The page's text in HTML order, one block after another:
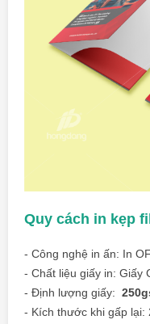
Quy cách in kẹp
- Công nghệ in ấn: In
- Chất liệu giấy in: Giấy
- Định lượng giấy:
- Kích thước khi gấp lại: